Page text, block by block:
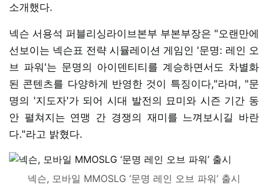
소개했다.
넥슨 서용석 퍼블리싱라이브본부 부본부장은 "오랜만에
선보이는 넥슨표 전략 시뮬레이션 게임인 '문명: 레인 오
브 파워'는 문명의 아이덴티티를 계승하면서도 차별화
된 콘텐츠를 다양하게 반영한 것이 특징이다,"라며, "문
명의 '지도자'가 되어 시대 발전의 묘미와 시즌 기간 동
안 펼쳐지는 연맹 간 경쟁의 재미를 느껴보시길 바란
다."라고 밝혔다.
넥슨, 모바일 MMOSLG ‘문명 레인 오브 파워’ 출시